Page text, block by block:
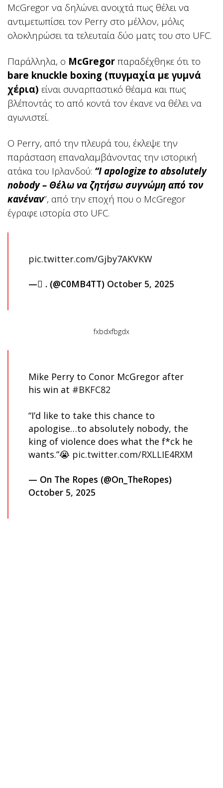
McGregor να δηλώνει ανοιχτά πως θέλει να
αντιμετωπίσει τον Perry στο μέλλον, μόλις
ολοκληρώσει τα τελευταία δύο ματς του στο UFC.
Παράλληλα, ο McGregor παραδέχθηκε ότι το
bare knuckle boxing (πυγμαχία με γυμνά
χέρια) είναι συναρπαστικό θέαμα και πως
βλέποντάς το από κοντά τον έκανε να θέλει να
αγωνιστεί.
Ο Perry, από την πλευρά του, έκλεψε την
παράσταση επαναλαμβάνοντας την ιστορική
ατάκα του Ιρλανδού: “I apologize to absolutely
nobody – Θέλω να ζητήσω συγνώμη από τον
κανέναν”, από την εποχή που ο McGregor
έγραφε ιστορία στο UFC.
pic.twitter.com/Gjby7AKVKW
— ً. (@C0MB4TT) October 5, 2025
fxbdxfbgdx
Mike Perry to Conor McGregor after
his win at #BKFC82
“I’d like to take this chance to
apologise…to absolutely nobody, the
king of violence does what the f*ck he
wants.”😭 pic.twitter.com/RXLLIE4RXM
— On The Ropes (@On_TheRopes)
October 5, 2025